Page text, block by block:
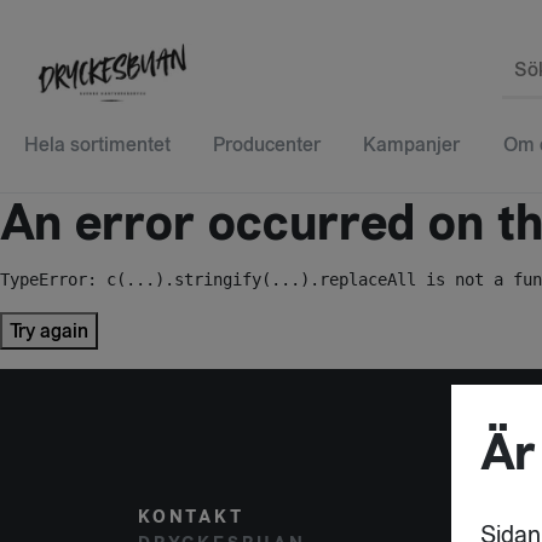
Hela sortimentet Producenter Kampanjer Om
An error occurred on
TypeError: c(...).stringify(...).replaceAll is not a
Try again
KONTAKT